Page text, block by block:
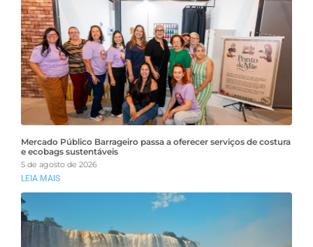
Mercado Público Barrageiro passa a oferecer serviços de costura
e ecobags sustentáveis
5 de agosto de 2026
LEIA MAIS